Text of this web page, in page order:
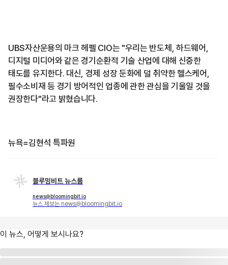
UBS자산운용의 마크 헤펠 CIO는 "우리는 반도체, 하드웨어,
디지털 미디어와 같은 경기순환적 기술 산업에 대해 신중한
태도를 유지한다. 대신, 경제 성장 둔화에 덜 취약한 헬스케어,
필수소비재 등 경기 방어적인 업종에 관한 관심을 기울일 것을
권장한다"라고 밝혔습니다.
뉴욕=김현석 특파원
블루밍비트 뉴스룸
news@bloomingbit.io
뉴스 제보는 news@bloomingbit.io
이 뉴스, 어떻게 보시나요?